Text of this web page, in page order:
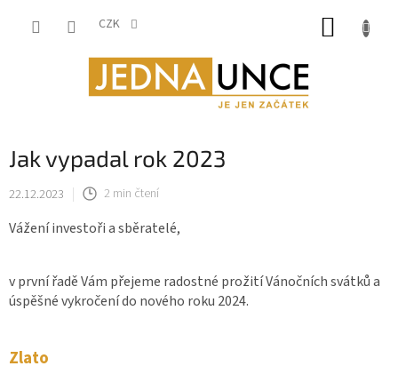
CZK
Jak vypadal rok 2023
22.12.2023 2 min čtení
Vážení investoři a sběratelé,
v první řadě Vám přejeme radostné prožití Vánočních svátků a
úspěšné vykročení do nového roku 2024.
Zlato